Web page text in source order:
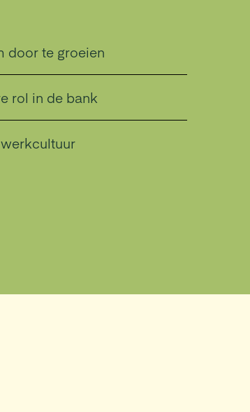
door te groeien
rol in de bank